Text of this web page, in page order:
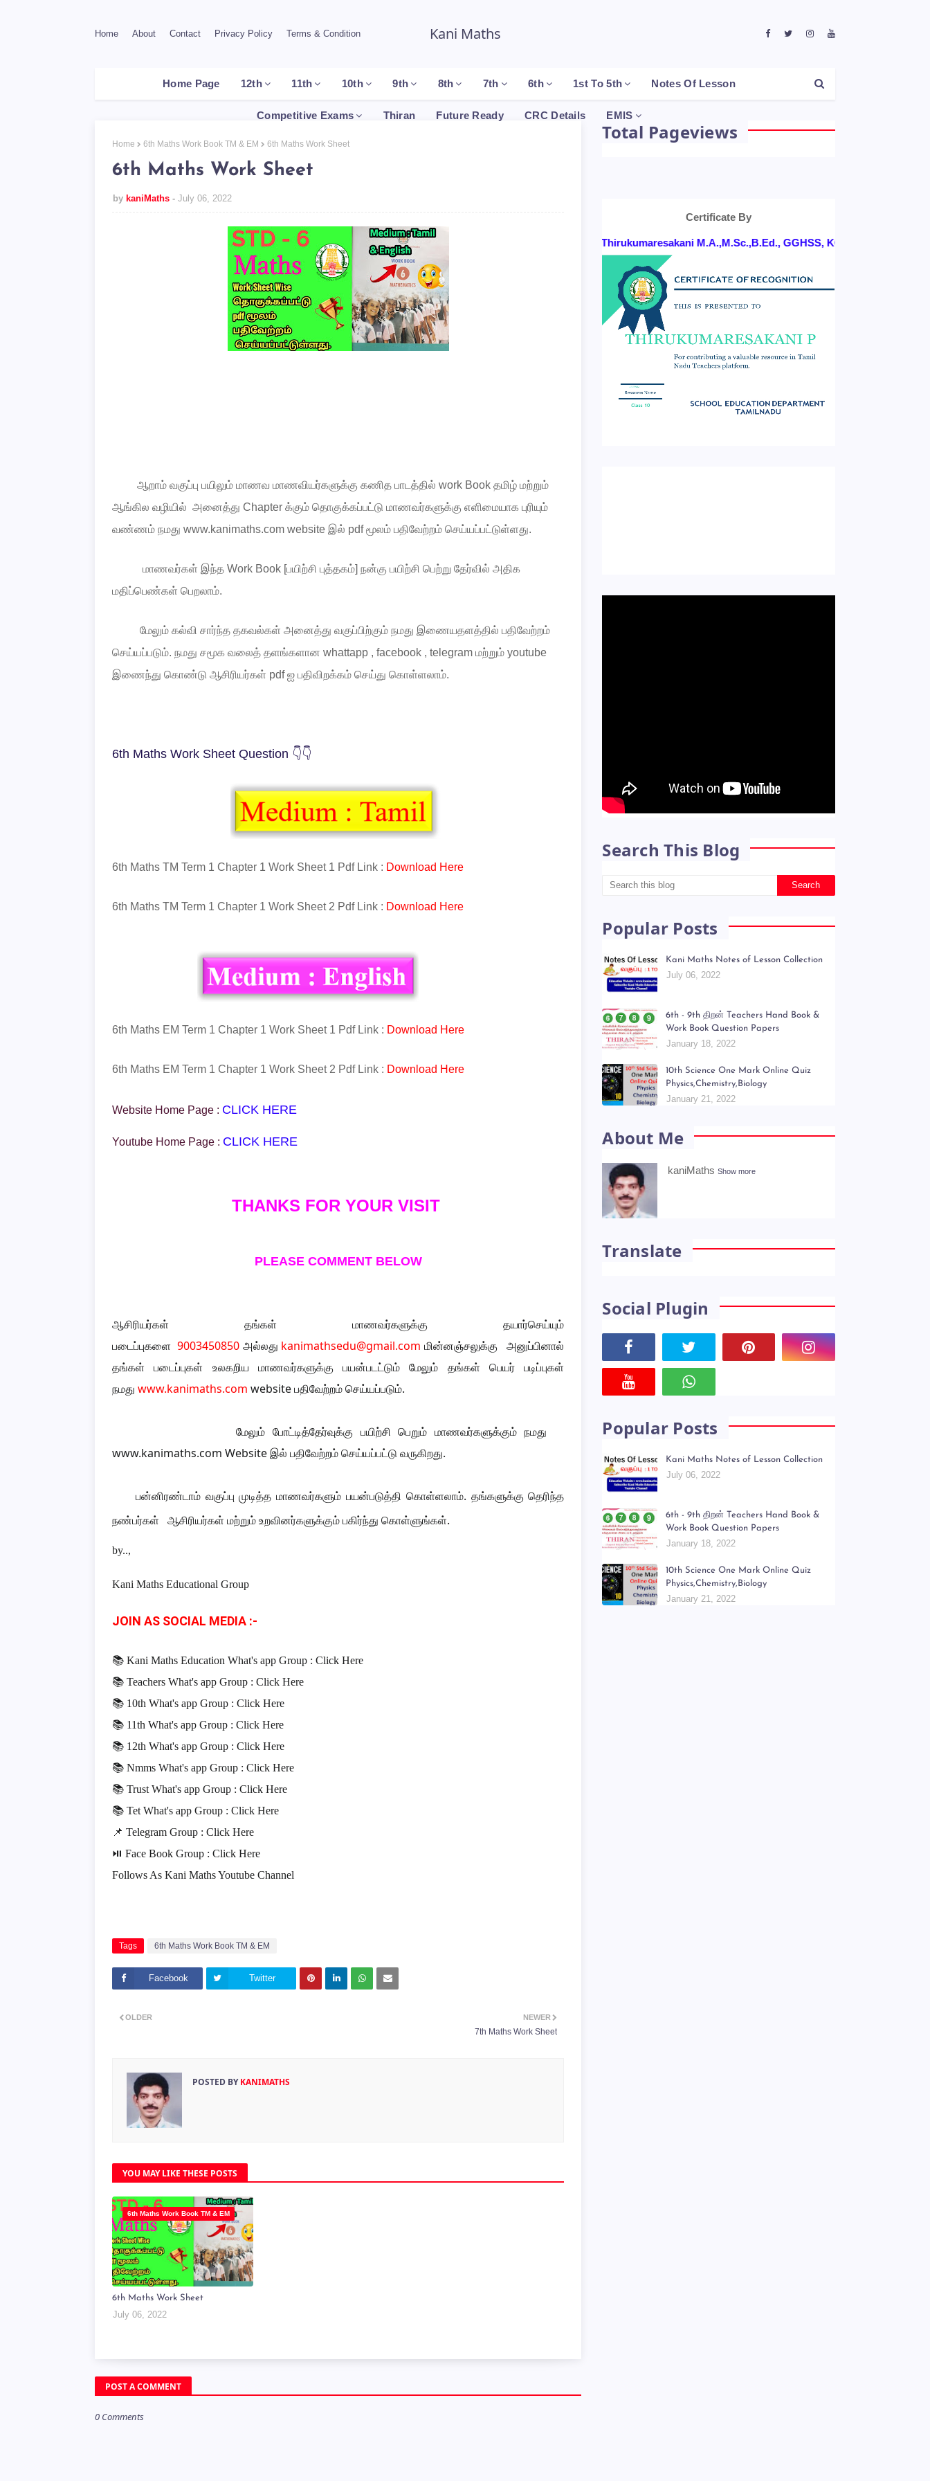
Home About Contact Privacy Policy Terms & Condition Kani Maths
Home Page 12th 11th 10th 9th 8th 7th 6th 1st To 5th Notes Of Lesson
Competitive Exams Thiran Future Ready CRC Details EMIS
Home 6th Maths Work Book TM & EM 6th Maths Work Sheet
6th Maths Work Sheet
by kaniMaths July 06, 2022
ஆறாம் வகுப்பு பயிலும் மாணவ மாணவியர்களுக்கு கணித பாடத்தில் work Book தமிழ் மற்றும்
ஆங்கில வழியில் அனைத்து Chapter க்கும் தொகுக்கப்பட்டு மாணவர்களுக்கு எளிமையாக புரியும்
வண்ணம் நமது www.kanimaths.com website இல் pdfமூலம் பதிவேற்றம் செய்யப்பட்டுள்ளது.
மாணவர்கள் இந்த Work Book [பயிற்சி புத்தகம்] நன்கு பயிற்சி பெற்று தேர்வில் அதிக
மதிப்பெண்கள் பெறலாம்.
மேலும் கல்வி சார்ந்த தகவல்கள் அனைத்து வகுப்பிற்கும் நமது இணையதளத்தில் பதிவேற்றம்
செய்யப்படும். நமது சமூக வலைத் தளங்களான whattapp , facebook , telegram மற்றும் youtube
இணைந்து கொண்டு ஆசிரியர்கள் pdfஐ பதிவிறக்கம் செய்து கொள்ளலாம்.
6th Maths Work Sheet Question 👇👇
6th Maths TM Term 1 Chapter 1 Work Sheet 1 Pdf Link : Download Here
6th Maths TM Term 1 Chapter 1 Work Sheet 2 Pdf Link : Download Here
6th Maths EM Term 1 Chapter 1 Work Sheet 1 Pdf Link : Download Here
6th Maths EM Term 1 Chapter 1 Work Sheet 2 Pdf Link : Download Here
Website Home Page : CLICK HERE
Youtube Home Page : CLICK HERE
THANKS FOR YOUR VISIT
PLEASE COMMENT BELOW
ஆசிரியர்கள் தங்கள் மாணவர்களுக்கு தயார்செய்யும்
படைப்புகளை9003450850 அல்லது kanimathsedu@gmail.com மின்னஞ்சலுக்கு அனுப்பினால்
தங்கள் படைப்புகள் உலகறிய மாணவர்களுக்கு பயன்படட்டும் மேலும் தங்கள் பெயர் படிப்புகள்
நமது www.kanimaths.com website பதிவேற்றம் செய்யப்படும்.
மேலும் போட்டித்தேர்வுக்கு பயிற்சி பெறும் மாணவர்களுக்கும் நமது
www.kanimaths.com Website இல் பதிவேற்றம் செய்யப்பட்டு வருகிறது.
பன்னிரண்டாம் வகுப்பு முடித்த மாணவர்களும் பயன்படுத்தி கொள்ளலாம். தங்களுக்கு தெரிந்த
நண்பர்கள் ஆசிரியர்கள் மற்றும் உறவினர்களுக்கும் பகிர்ந்து கொள்ளுங்கள்.
by..,
Kani Maths Educational Group
JOIN AS SOCIAL MEDIA :-
📚 Kani Maths Education What's app Group : Click Here
📚 Teachers What's app Group : Click Here
📚 10th What's app Group : Click Here
📚 11th What's app Group : Click Here
📚 12th What's app Group : Click Here
📚 Nmms What's app Group : Click Here
📚 Trust What's app Group : Click Here
📚 Tet What's app Group : Click Here
📌 Telegram Group : Click Here
⏯ Face Book Group : Click Here
Follows As Kani Maths Youtube Channel
Tags 6th Maths Work Book TM & EM
Facebook Twitter
NEWER
7th Maths Work Sheet
OLDER
POSTED BYKANIMATHS
YOU MAY LIKE THESE POSTS
6th Maths Work Book TM & EM
6th Maths Work Sheet
July 06, 2022
POST A COMMENT
0 Comments
Total Pageviews
Certificate By
Certificates By : P.Thirukumaresakani M.A.,M.Sc.,B.Ed., GGHSS, KONGANAPURAM, SALEM
Search This Blog
Popular Posts
Kani Maths Notes of Lesson Collection
July 06, 2022
6th - 9th திறன் Teachers Hand Book &
Work Book Question Papers
January 18, 2022
10th Science One Mark Online Quiz
Physics,Chemistry,Biology
January 21, 2022
About Me
kaniMaths Show more
Translate
Social Plugin
Popular Posts
Kani Maths Notes of Lesson Collection
July 06, 2022
6th - 9th திறன் Teachers Hand Book &
Work Book Question Papers
January 18, 2022
10th Science One Mark Online Quiz
Physics,Chemistry,Biology
January 21, 2022